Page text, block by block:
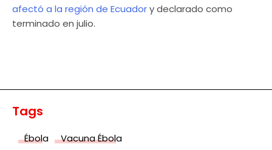
afectó a la región de Ecuadory declarado como
terminado en julio.
Tags
Ébola Vacuna Ébola